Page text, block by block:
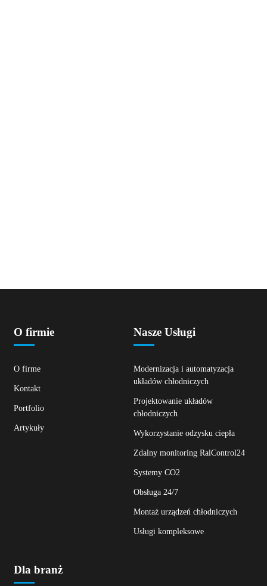
O firmie
O firme
Kontakt
Portfolio
Artykuły
Nasze Usługi
Modernizacja i automatyzacja
układów chłodniczych
Projektowanie układów
chłodniczych
Wykorzystanie odzysku ciepła
Zdalny monitoring RalControl24
Systemy CO2
Obsługa 24/7
Montaż urządzeń chłodniczych
Usługi kompleksowe
Dla branż